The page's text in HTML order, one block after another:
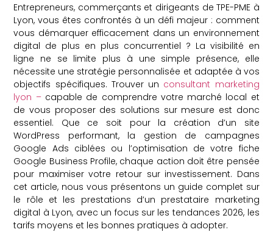
Entrepreneurs, commerçants et dirigeants de TPE-PME à
Lyon, vous êtes confrontés à un défi majeur : comment
vous démarquer efficacement dans un environnement
digital de plus en plus concurrentiel ? La visibilité en
ligne ne se limite plus à une simple présence, elle
nécessite une stratégie personnalisée et adaptée à vos
objectifs spécifiques. Trouver un consultant marketing
lyon –capable de comprendre votre marché local et
de vous proposer des solutions sur mesure est donc
essentiel. Que ce soit pour la création d’un site
WordPress performant, la gestion de campagnes
Google Ads ciblées ou l’optimisation de votre fiche
Google Business Profile, chaque action doit être pensée
pour maximiser votre retour sur investissement. Dans
cet article, nous vous présentons un guide complet sur
le rôle et les prestations d’un prestataire marketing
digital à Lyon, avec un focus sur les tendances 2026, les
tarifs moyens et les bonnes pratiques à adopter.